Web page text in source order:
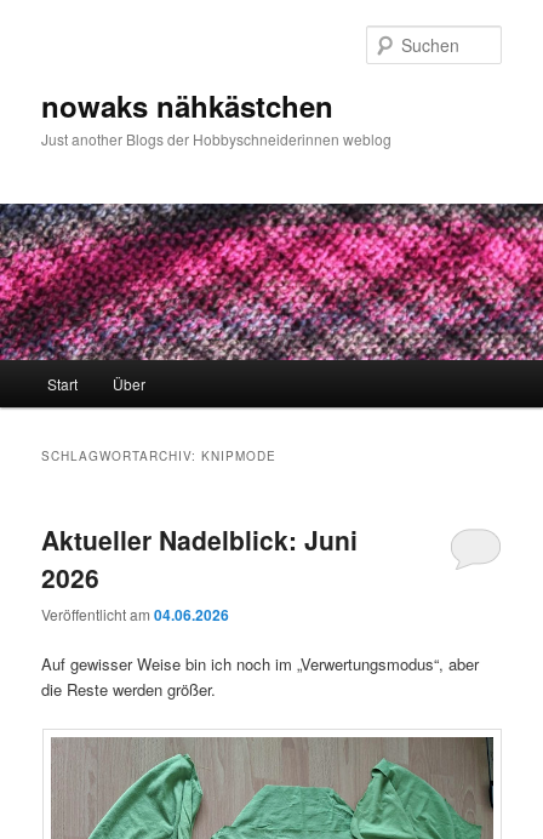
nowaks nähkästchen
Just another Blogs der Hobbyschneiderinnen weblog
Start Über
SCHLAGWORTARCHIV:KNIPMODE
Aktueller Nadelblick: Juni
2026
Veröffentlicht am04.06.2026
Auf gewisser Weise bin ich noch im „Verwertungsmodus“, aber
die Reste werden größer.